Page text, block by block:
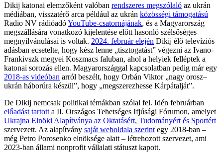
Dikij katonai elemzőként valóban rendszeres megszólaló az ukrán
médiában, visszatérő arca például az ukrán közösségi támogatású
Radio NV rádióadóYouTube-csatornájának, és a Magyarország
megszállására vonatkozó kijelentése előtt hasonló szélsőséges
megnyilvánulásai is voltak. 2024. február elején Dikij élő televíziós
adásban ecsetelte, hogy kész lenne „tisztogatást” végezni az Ivano-
Frankivszk megyei Koszmacs faluban, ahol a helyiek felléptek a
katonai sorozás ellen. Magyarországgal kapcsolatban pedig már egy
2018-as videóban arról beszélt, hogy Orbán Viktor „nagy orosz–
ukrán háborúra készül”, hogy „megszerezhesse Kárpátalját”.
De Dikij nemcsak politikai témákban szólal fel. Idén februárban
előadást tartott a II. Országos Tehetséges Ifjúsági Fórumon, amelyet
Ukrajna Elnöki Alapítványa az Oktatásért, Tudományért és Sportért
szervezett. Az alapítvány saját weboldala szerint egy 2018-ban –
még Petro Porosenko elnöksége alatt – létrehozott szervezet, ami
2023-ban állami nonprofit vállalati státuszt kapott.